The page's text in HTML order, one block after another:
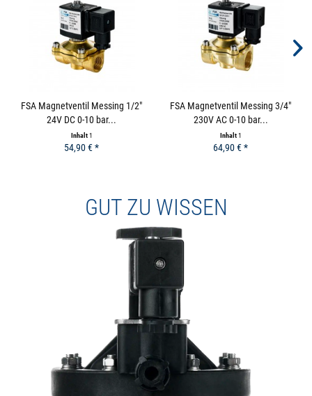
FSA Magnetventil Messing 1/2"
24V DC 0-10 bar...
Inhalt1
54,90 € *
FSA Magnetventil Messing 3/4"
230V AC 0-10 bar...
Inhalt1
64,90 € *
GUT ZU WISSEN